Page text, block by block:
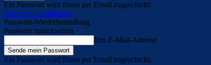
Ein Passwort wird Ihnen per Email zugeschickt.
Datenschutzerklärung
Passwort-Wiederherstellung
Passwort zurücksetzen
Ihre E-Mail-Adresse
Ein Passwort wird Ihnen per Email zugeschickt.